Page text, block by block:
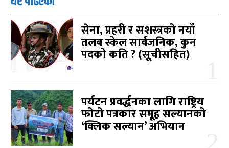
सेना, प्रहरी र सशस्त्रको नयाँ
तलब स्केल सार्वजनिक, कुन
पदको कति ? (सूचीसहित)
पर्यटन प्रवर्द्धनका लागि राष्ट्रिय
फोटो पत्रकार समूह सल्यानको
‘क्लिक सल्यान’ अभियान